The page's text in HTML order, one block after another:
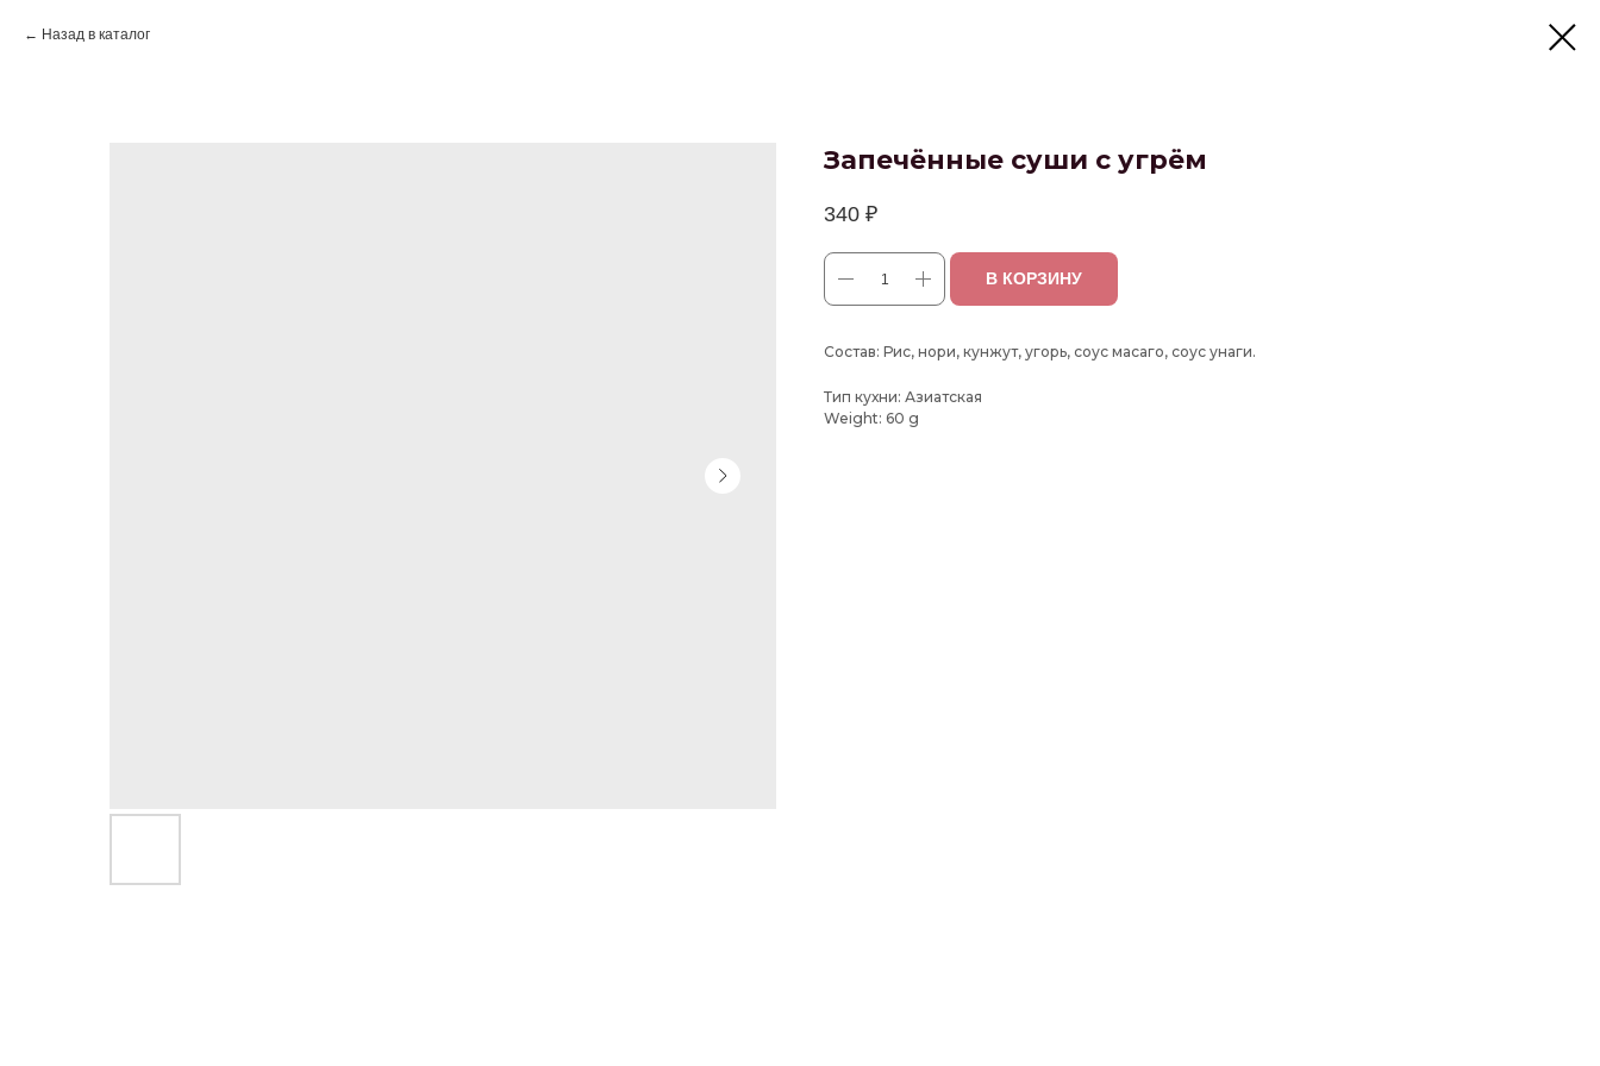
Назад в каталог
Запечённые суши с угрём
340 ₽
В КОРЗИНУ
Состав: Рис, нори, кунжут, угорь, соус масаго, соус унаги.
Тип кухни: Азиатская
Weight: 60 g